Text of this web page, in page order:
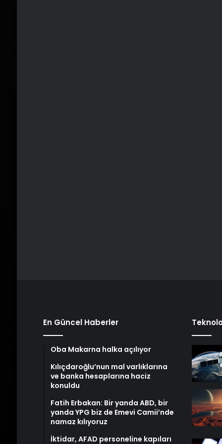
En Güncel Haberler
Oba Makarna halka açılıyor
Kılıçdaroğlu’nun mal varlıklarına
ve banka hesaplarına haciz
konuldu
Fatih Erbakan: Bir yanda ABD, bir
yanda YPG biz de Emevi Camii’nde
namaz kılıyoruz
İktidar, AFAD personeline kapıları